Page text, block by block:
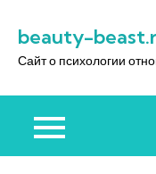
содержимому
beauty-
Сайт о психологии